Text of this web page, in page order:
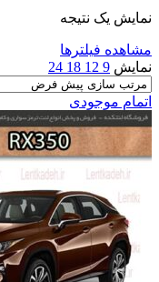
نمایش یک نتیجه
مشاهده فیلترها
نمایش 9
12
18
24
اتمام موجودی